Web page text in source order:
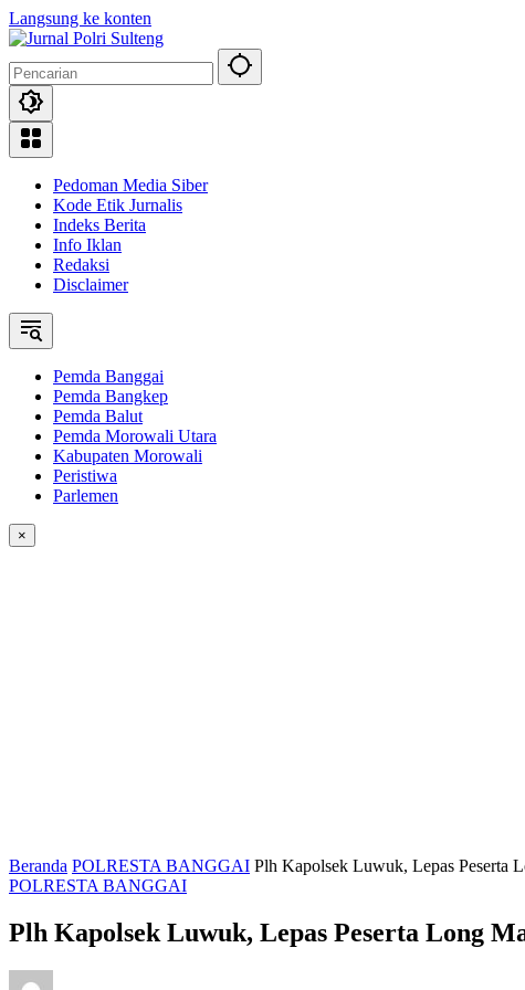
Langsung ke konten
Pedoman Media Siber
Kode Etik Jurnalis
Indeks Berita
Info Iklan
Redaksi
Disclaimer
Pemda Banggai
Pemda Bangkep
Pemda Balut
Pemda Morowali Utara
Kabupaten Morowali
Peristiwa
Parlemen
×
Beranda POLRESTA BANGGAI Plh Kapolsek Luwuk, Lepas Peserta
POLRESTA BANGGAI
Plh Kapolsek Luwuk, Lepas Peserta Long